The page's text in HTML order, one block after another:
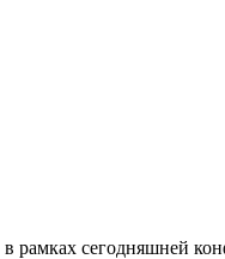
рамках сегодняшней